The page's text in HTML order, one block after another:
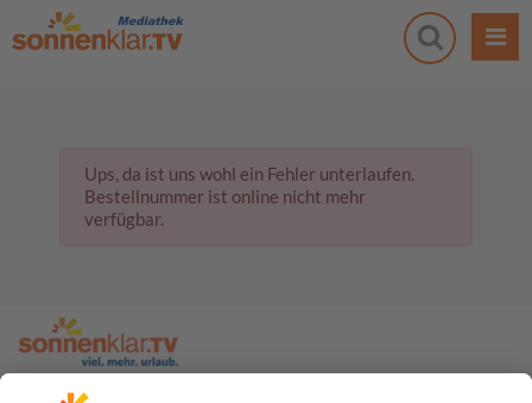
Ups, da ist uns wohl ein Fehler unterlaufen.
Bestellnummer ist online nicht mehr
verfügbar.
zur sonnenklar.TV Webseite